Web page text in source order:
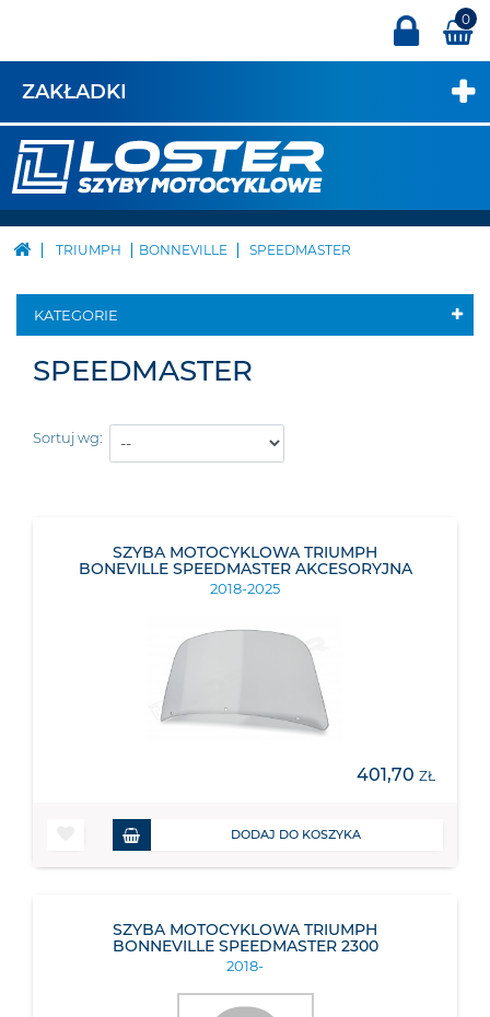
0
ZAKŁADKI
TRIUMPH BONNEVILLE SPEEDMASTER
KATEGORIE
SPEEDMASTER
Sortuj wg:
SZYBA MOTOCYKLOWA TRIUMPH
BONEVILLE SPEEDMASTER AKCESORYJNA
2018-2025
401,70 ZŁ
DODAJ DO KOSZYKA
SZYBA MOTOCYKLOWA TRIUMPH
BONNEVILLE SPEEDMASTER 2300
2018-